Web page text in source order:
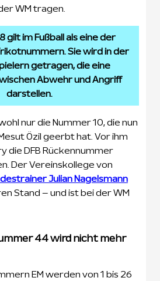
WM tragen.
gilt im Fußball als eine der
Sie wird in der
getragen, die eine
Abwehr und Angriff
darstellen.
nur die Nummer 10, die nun
Özil geerbt hat. Vor ihm
die DFB Rückennummer
Der Vereinskollege von
Julian Nagelsmann
Stand – und ist bei der WM
44 wird nicht mehr
EM werden von 1 bis 26